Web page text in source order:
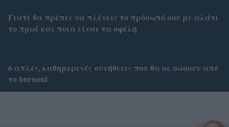
Γιατί θα πρέπει να πλένεις το πρόσωπό σου με αλάτι
το πρωί και ποια είναι τα οφέλη
6 απλές, καθημερινές συνήθειες που θα σε σώσουν από
το burnout